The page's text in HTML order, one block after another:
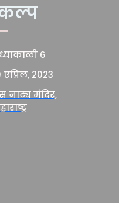
६
2023
नाट्य मंदिर,